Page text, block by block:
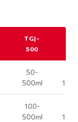
TGJ-
500
50-
500ml
100-
500ml